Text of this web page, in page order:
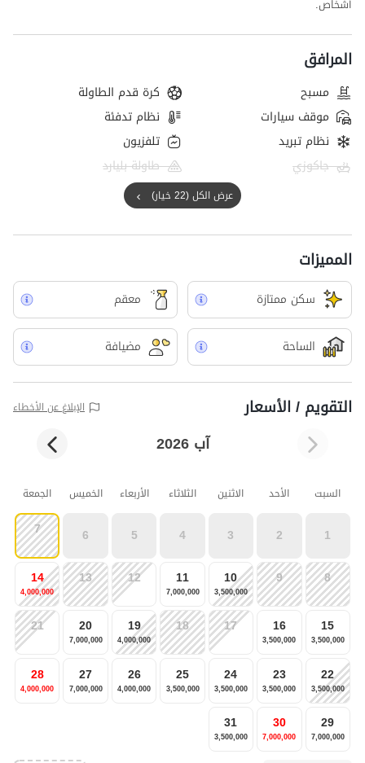
أشخاص.
المرافق
مسبح
كرة قدم الطاولة
موقف سيارات
نظام تدفئة
نظام تبريد
تلفزيون
جاكوزي
طاولة بليارد
عرض الكل (22 خيار)
المميزات
سکن ممتازة معقم
الساحة مضيافة
التقويم / الأسعار الإبلاغ عن الأخطاء
آب 2026
السبت الأحد الاثنين الثلاثاء الأربعاء الخميس الجمعة
1
2
3
4
5
6
7
8
9
10
3,500,000
11
7,000,000
12
13
14
4,000,000
15
3,500,000
16
3,500,000
17
18
19
4,000,000
20
7,000,000
21
22
3,500,000
23
3,500,000
24
3,500,000
25
3,500,000
26
4,000,000
27
7,000,000
28
4,000,000
29
7,000,000
30
7,000,000
31
3,500,000